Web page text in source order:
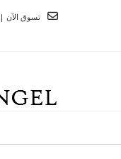
تسوق الآن | خصم 10% على